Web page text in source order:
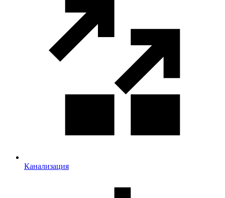
Канализация